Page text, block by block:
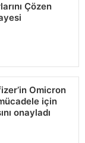
Çözen
Omicron
için
onayladı